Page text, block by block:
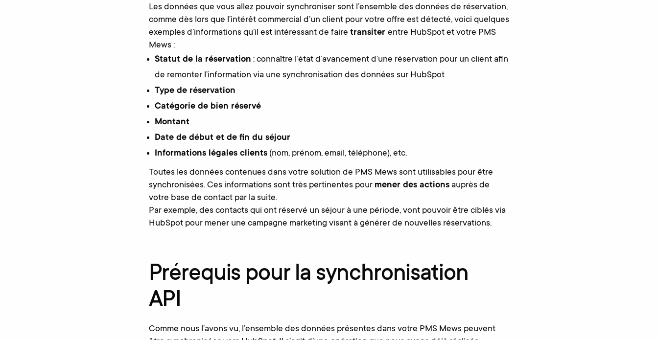
Les données que vous allez pouvoir synchroniser sont l’ensemble des données de réservation,
comme dès lors que l’intérêt commercial d’un client pour votre offre est détecté, voici quelques
exemples d’informations qu’il est intéressant de faire transiter entre HubSpot et votre PMS
Mews :
Statut de la réservation : connaître l’état d’avancement d’une réservation pour un client afin
de remonter l’information via une synchronisation des données sur HubSpot
Type de réservation
Catégorie de bien réservé
Montant
Date de début et de fin du séjour
Informations légales clients (nom, prénom, email, téléphone), etc.
Toutes les données contenues dans votre solution de PMS Mews sont utilisables pour être
synchronisées. Ces informations sont très pertinentes pour mener des actionsauprès de
votre base de contact par la suite.
Par exemple, des contacts qui ont réservé un séjour à une période, vont pouvoir être ciblés via
HubSpot pour mener une campagne marketing visant à générer de nouvelles réservations.
Prérequis pour la synchronisation
API
Comme nous l’avons vu, l’ensemble des données présentes dans votre PMS Mews peuvent